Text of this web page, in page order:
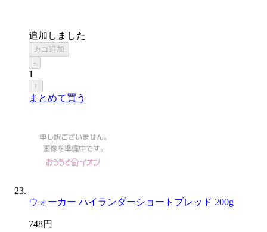
追加しました
カゴ追加
-
1
+
まとめて買う
ウォーカー ハイランダーショートブレッド 200g
748円